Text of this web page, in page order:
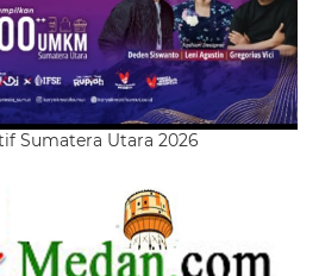
Sumatera Utara 2026